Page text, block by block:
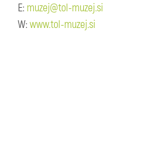
E: muzej@tol-muzej.si
W:www.tol-muzej.si